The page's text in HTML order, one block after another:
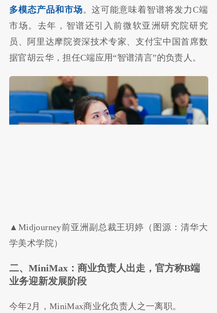
多模态产品和市场。这可能意味着智谱将发力C端
市场。去年，智谱还引入前微软亚洲研究院研究
员、阿里达摩院资深技术专家、支付宝中国首席数
据官胡云华，担任C端应用“智谱清言”的负责人。
▲Midjourney前亚洲副总裁王玥婷（图源：清华大
学美术学院）
二、MiniMax：商业负责人出走，官方称B端
业务迎新发展阶段
今年2月，MiniMax商业化负责人之一离职。